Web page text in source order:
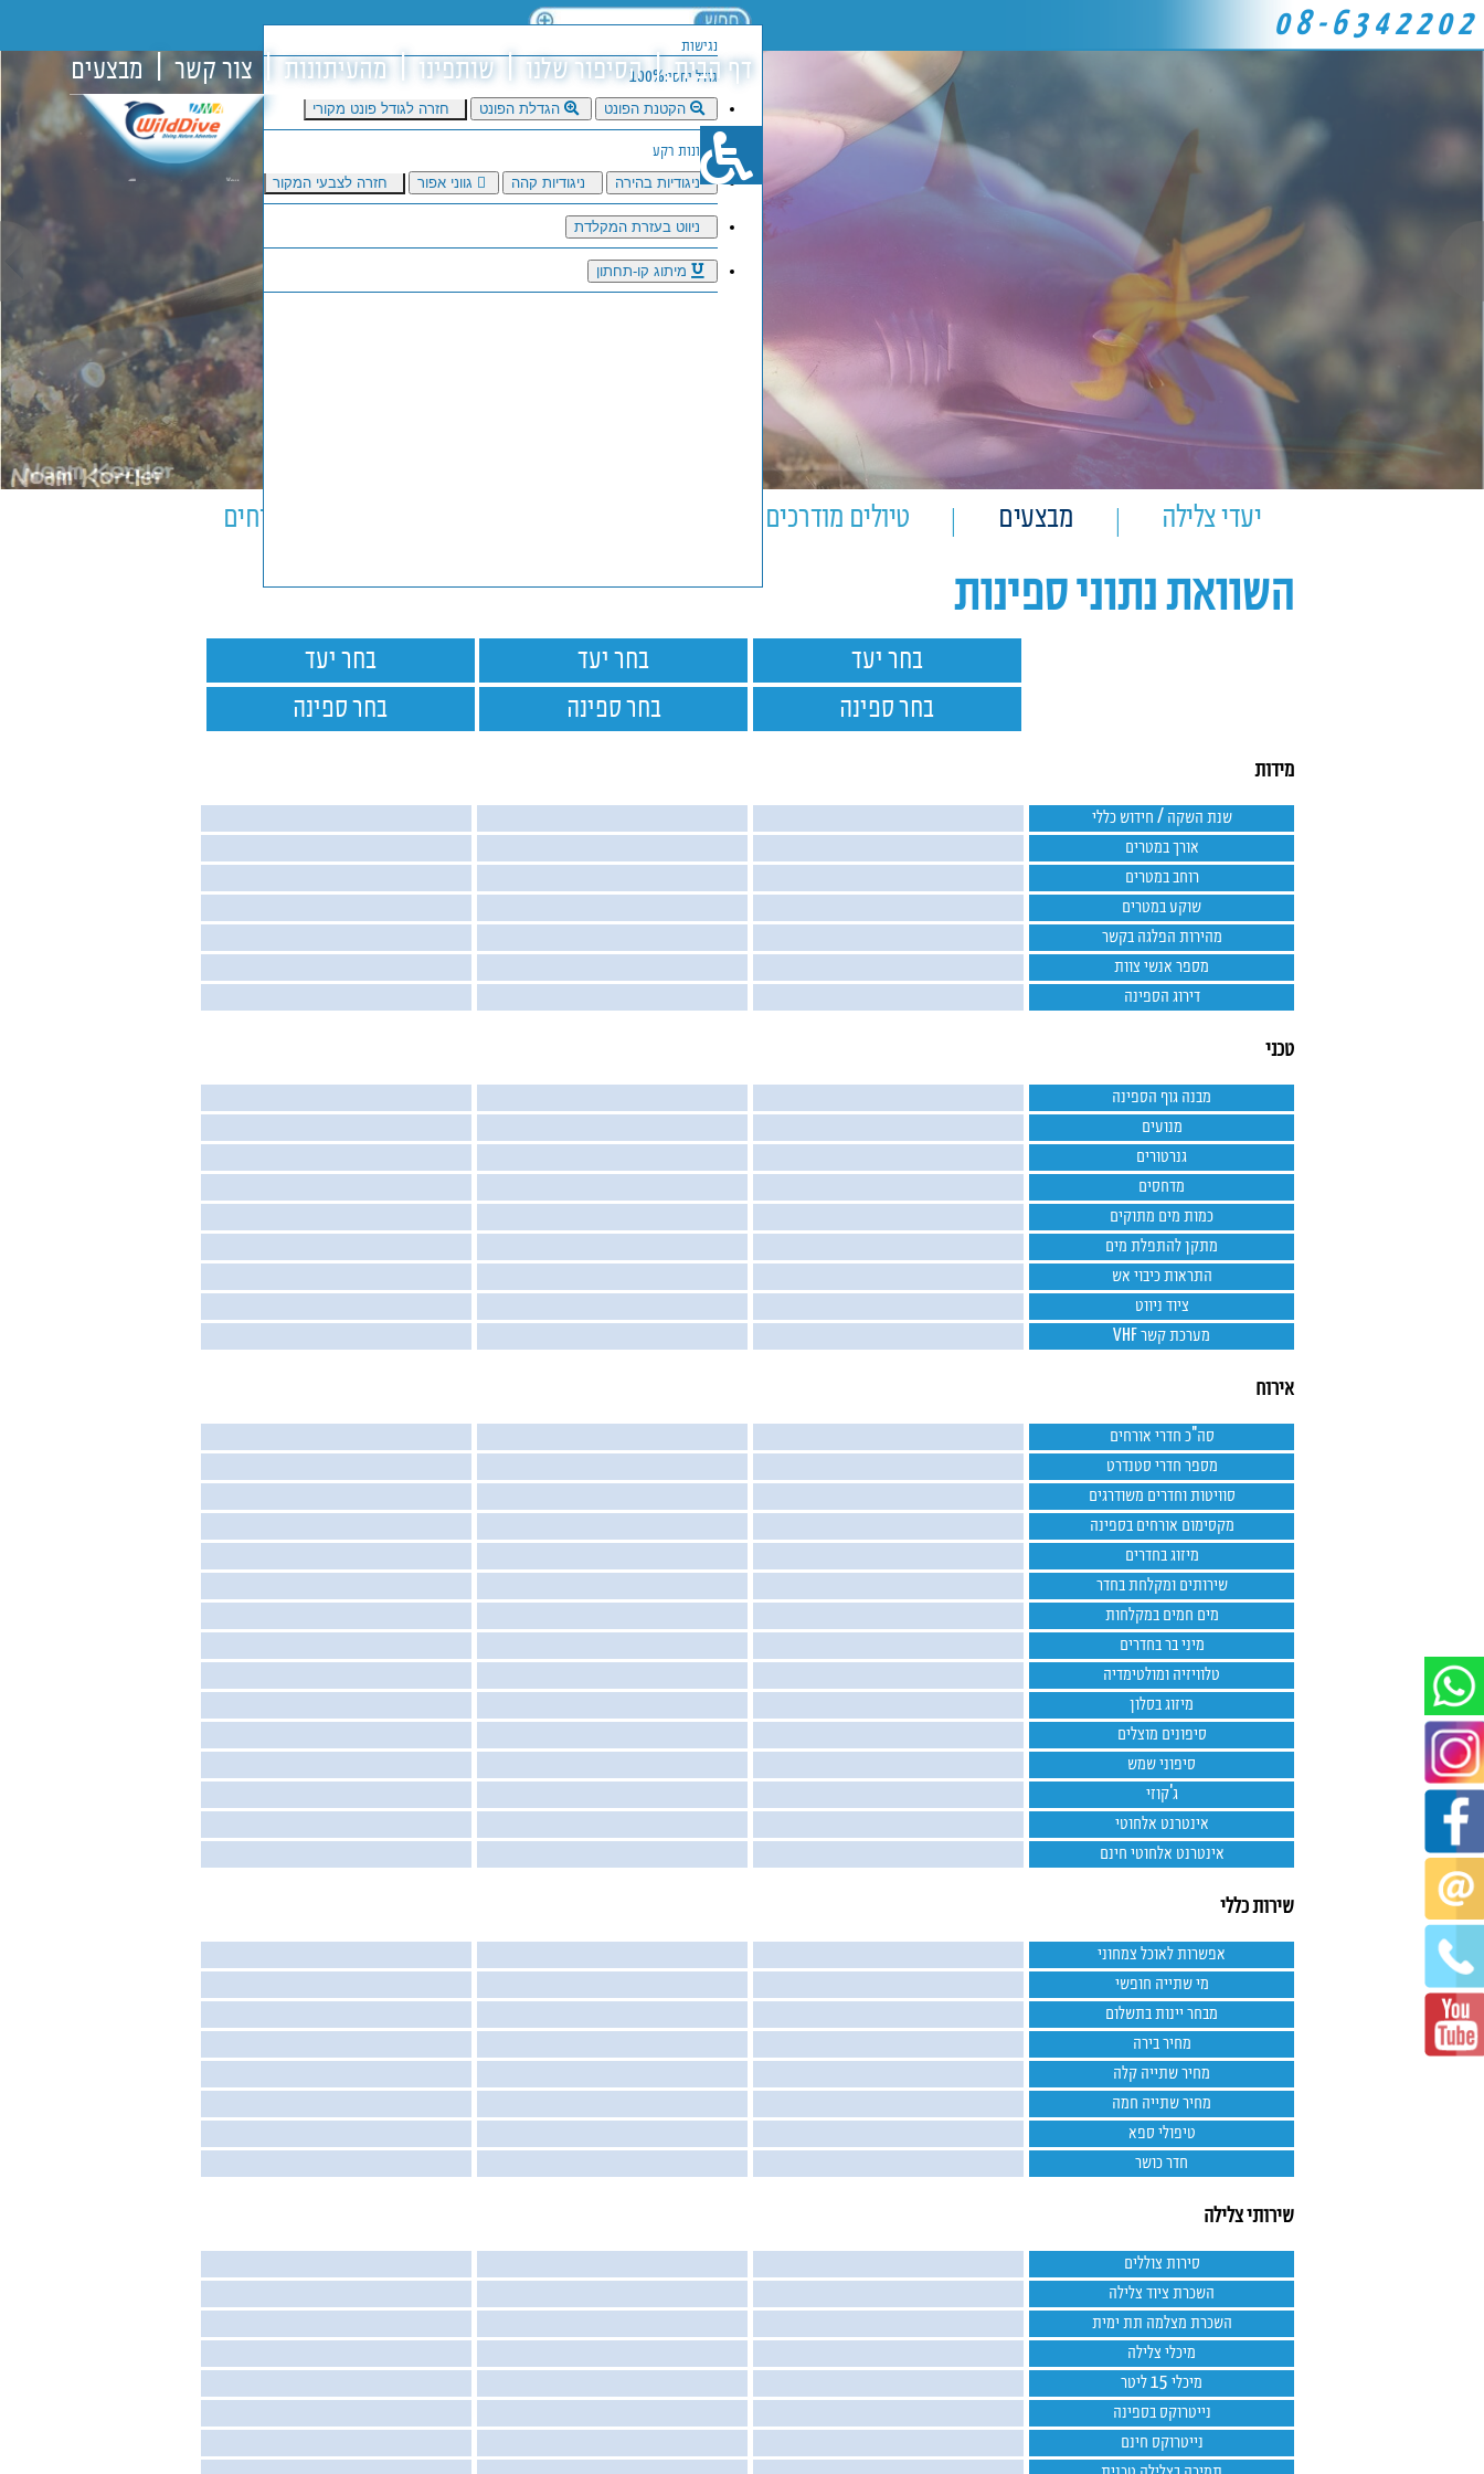
08-6342202
נגישות
גודל יחסי:100%
הקטנת הפונט
הגדלת הפונט חזרה לגודל פונט מקורי
סגנונות רקע
ניגודיות בהירה
ניגודיות קהה גווני אפור חזרה לצבעי המקור
ניווט בעזרת המקלדת
מיתוג קו-תחתון
דף הבית הסיפור שלנו שותפינו מהעיתונות צור קשר מבצעים
יעדי צלילה מבצעים טיולים מודרכים ביטוחים
השוואת נתוני ספינות
בחר יעד
בחר ספינה
בחר יעד
בחר ספינה
בחר יעד
בחר ספינה
מידות
שנת השקה / חידוש כללי
אורך במטרים
רוחב במטרים
שוקע במטרים
מהירות הפלגה בקשר
מספר אנשי צוות
דירוג הספינה
טכני
מבנה גוף הספינה
מנועים
גנרטורים
מדחסים
כמות מים מתוקים
מתקן להתפלת מים
התראות כיבוי אש
ציוד ניווט
מערכת קשר VHF
אירוח
סה"כ חדרי אורחים
מספר חדרי סטנדרט
סוויטות וחדרים משודרגים
מקסימום אורחים בספינה
מיזוג בחדרים
שירותים ומקלחת בחדר
מים חמים במקלחות
מיני בר בחדרים
טלוויזיה ומולטימדיה
מיזוג בסלון
סיפונים מוצלים
סיפוני שמש
ג'קוזי
אינטרנט אלחוטי
אינטרנט אלחוטי חינם
שירות כללי
אפשרות לאוכל צמחוני
מי שתייה חופשי
מבחר יינות בתשלום
מחיר בירה
מחיר שתייה קלה
מחיר שתייה חמה
טיפולי ספא
חדר כושר
שירותי צלילה
סירות צוללים
השכרת ציוד צלילה
השכרת מצלמה תת ימית
מיכלי צלילה
מיכלי 15 ליטר
נייטרוקס בספינה
נייטרוקס חינם